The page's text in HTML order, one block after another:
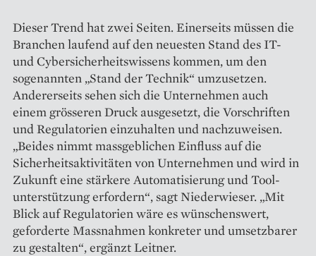
Dieser Trend hat zwei Seiten. Einerseits müssen die
Branchen laufend auf den neuesten Stand des IT-
und Cybersicherheitswissens kommen, um den
sogenannten „Stand der Technik“ umzusetzen.
Andererseits sehen sich die Unternehmen auch
einem grösseren Druck ausgesetzt, die Vorschriften
und Regulatorien einzuhalten und nachzuweisen.
„Beides nimmt massgeblichen Einfluss auf die
Sicherheitsaktivitäten von Unternehmen und wird in
Zukunft eine stärkere Automatisierung und Tool­
unterstützung erfordern“, sagt Niederwieser. „Mit
Blick auf Regulatorien wäre es wünschenswert,
geforderte Massnahmen konkreter und umsetzbarer
zu gestalten“, ergänzt Leitner.